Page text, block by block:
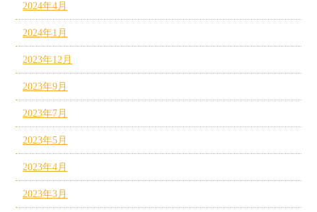
2024年4月
2024年1月
2023年12月
2023年9月
2023年7月
2023年5月
2023年4月
2023年3月